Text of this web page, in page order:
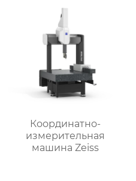
Координатно-
измерительная
машина Zeiss